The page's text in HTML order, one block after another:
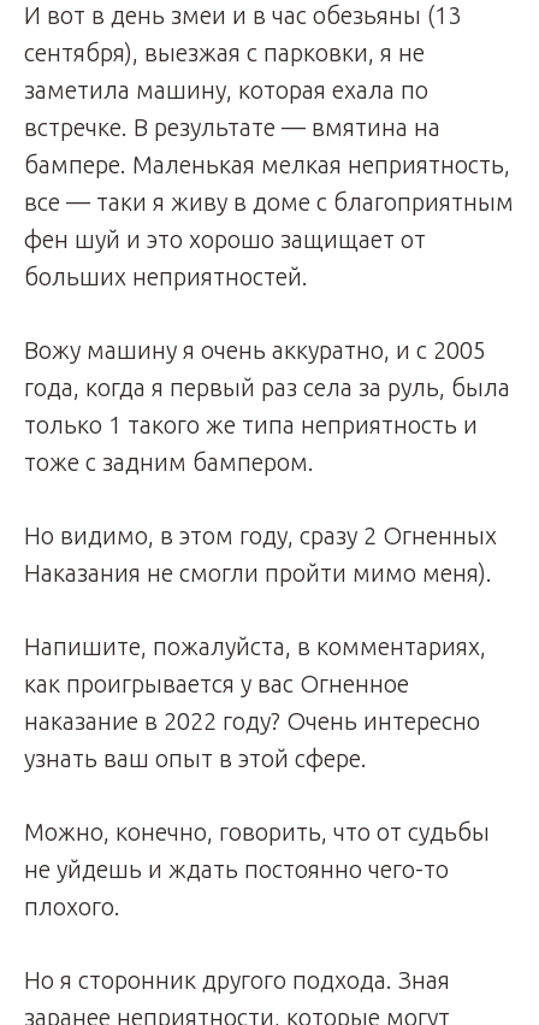
И вот в день змеи и в час обезьяны (13
сентября), выезжая с парковки, я не
заметила машину, которая ехала по
встречке. В результате — вмятина на
бампере. Маленькая мелкая неприятность,
все — таки я живу в доме с благоприятным
фен шуй и это хорошо защищает от
больших неприятностей.
Вожу машину я очень аккуратно, и с 2005
года, когда я первый раз села за руль, была
только 1 такого же типа неприятность и
тоже с задним бампером.
Но видимо, в этом году, сразу 2 Огненных
Наказания не смогли пройти мимо меня).
Напишите, пожалуйста, в комментариях,
как проигрывается у вас Огненное
наказание в 2022 году? Очень интересно
узнать ваш опыт в этой сфере.
Можно, конечно, говорить, что от судьбы
не уйдешь и ждать постоянно чего-то
плохого.
Но я сторонник другого подхода. Зная
заранее неприятности, которые могут